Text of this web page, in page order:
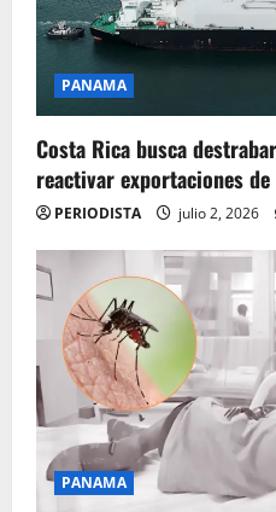
PANAMA
Costa Rica busca
reactivar exportaciones
PERIODISTA julio 2, 2026
PANAMA